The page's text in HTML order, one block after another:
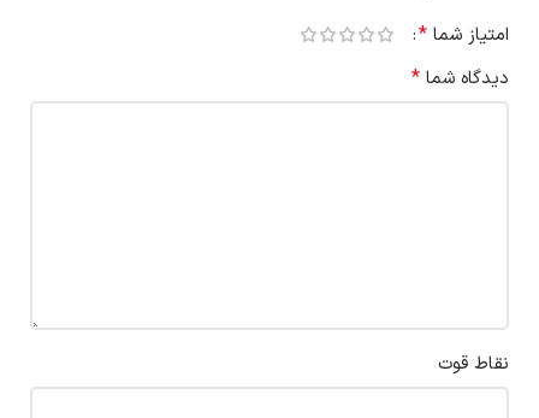
امتیاز شما *
دیدگاه شما *
نقاط قوت